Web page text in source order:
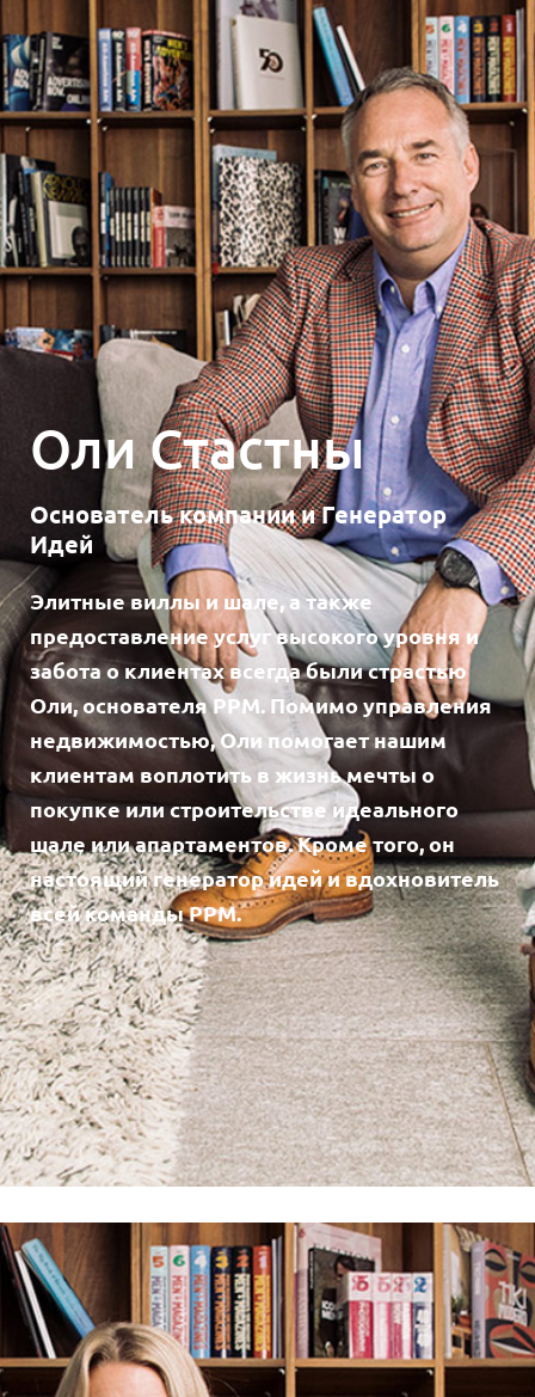
Оли Стастны
Основатель компании и Генератор
Идей
Элитные виллы и шале, а также
предоставление услуг высокого уровня и
забота о клиентах всегда были страстью
Оли, основателя PPM. Помимо управления
недвижимостью, Оли помогает нашим
клиентам воплотить в жизнь мечты о
покупке или строительстве идеального
шале или апартаментов. Кроме того, он
настоящий генератор идей и вдохновитель
всей команды PPM.